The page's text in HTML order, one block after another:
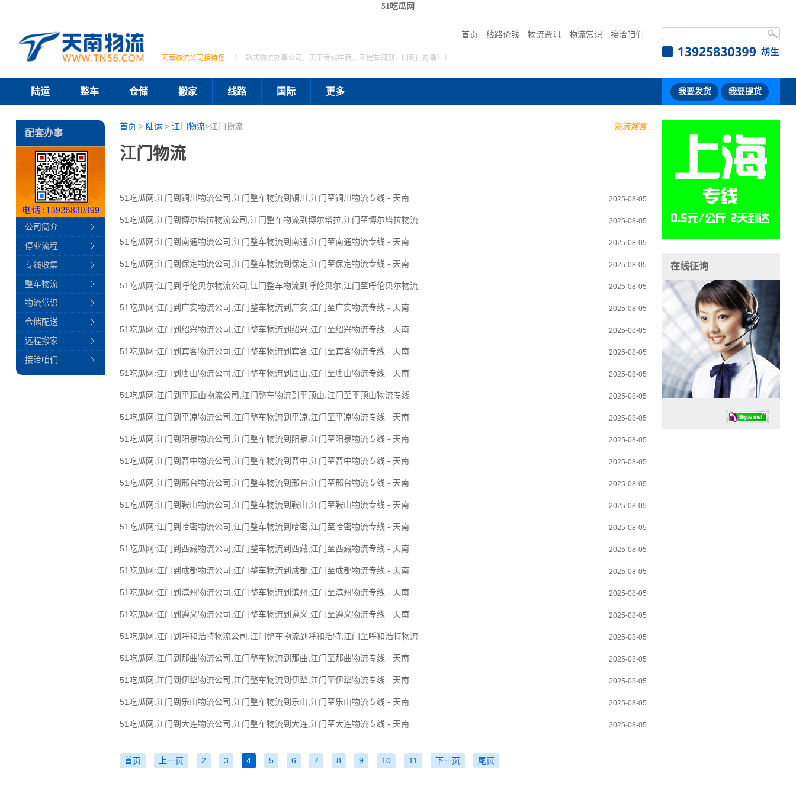
51吃瓜网
首页 线路价钱 物流资讯 物流常识 接洽咱们
天南物流公司接待您 （一站式物流办事公司，天下专线中转，回程车调剂，门到门办事！）
陆运 整车 仓储 搬家 线路 国际 更多 我要发货 我要提货
物流博客
首页 > 陆运> 江门物流>江门物流
江门物流
2025-08-05
51吃瓜网:江门到铜川物流公司,江门整车物流到铜川,江门至铜川物流专线 - 天南
2025-08-05
51吃瓜网:江门到博尔塔拉物流公司,江门整车物流到博尔塔拉,江门至博尔塔拉物流
2025-08-05
51吃瓜网:江门到南通物流公司,江门整车物流到南通,江门至南通物流专线 - 天南
2025-08-05
51吃瓜网:江门到保定物流公司,江门整车物流到保定,江门至保定物流专线 - 天南
2025-08-05
51吃瓜网:江门到呼伦贝尔物流公司,江门整车物流到呼伦贝尔,江门至呼伦贝尔物流
2025-08-05
51吃瓜网:江门到广安物流公司,江门整车物流到广安,江门至广安物流专线 - 天南
2025-08-05
51吃瓜网:江门到绍兴物流公司,江门整车物流到绍兴,江门至绍兴物流专线 - 天南
2025-08-05
51吃瓜网:江门到宾客物流公司,江门整车物流到宾客,江门至宾客物流专线 - 天南
2025-08-05
51吃瓜网:江门到唐山物流公司,江门整车物流到唐山,江门至唐山物流专线 - 天南
2025-08-05
51吃瓜网:江门到平顶山物流公司,江门整车物流到平顶山,江门至平顶山物流专线
2025-08-05
51吃瓜网:江门到平凉物流公司,江门整车物流到平凉,江门至平凉物流专线 - 天南
2025-08-05
51吃瓜网:江门到阳泉物流公司,江门整车物流到阳泉,江门至阳泉物流专线 - 天南
2025-08-05
51吃瓜网:江门到晋中物流公司,江门整车物流到晋中,江门至晋中物流专线 - 天南
2025-08-05
51吃瓜网:江门到邢台物流公司,江门整车物流到邢台,江门至邢台物流专线 - 天南
2025-08-05
51吃瓜网:江门到鞍山物流公司,江门整车物流到鞍山,江门至鞍山物流专线 - 天南
2025-08-05
51吃瓜网:江门到哈密物流公司,江门整车物流到哈密,江门至哈密物流专线 - 天南
2025-08-05
51吃瓜网:江门到西藏物流公司,江门整车物流到西藏,江门至西藏物流专线 - 天南
2025-08-05
51吃瓜网:江门到成都物流公司,江门整车物流到成都,江门至成都物流专线 - 天南
2025-08-05
51吃瓜网:江门到滨州物流公司,江门整车物流到滨州,江门至滨州物流专线 - 天南
2025-08-05
51吃瓜网:江门到遵义物流公司,江门整车物流到遵义,江门至遵义物流专线 - 天南
2025-08-05
51吃瓜网:江门到呼和浩特物流公司,江门整车物流到呼和浩特,江门至呼和浩特物流
2025-08-05
51吃瓜网:江门到那曲物流公司,江门整车物流到那曲,江门至那曲物流专线 - 天南
2025-08-05
51吃瓜网:江门到伊犁物流公司,江门整车物流到伊犁,江门至伊犁物流专线 - 天南
2025-08-05
51吃瓜网:江门到乐山物流公司,江门整车物流到乐山,江门至乐山物流专线 - 天南
2025-08-05
51吃瓜网:江门到大连物流公司,江门整车物流到大连,江门至大连物流专线 - 天南
首页 上一页 2 3 4 5 6 7 8 9 10 11 下一页 尾页
配套办事
公司简介
停业流程
专线收集
整车物流
物流常识
仓储配送
远程搬家
接洽咱们
在线征询